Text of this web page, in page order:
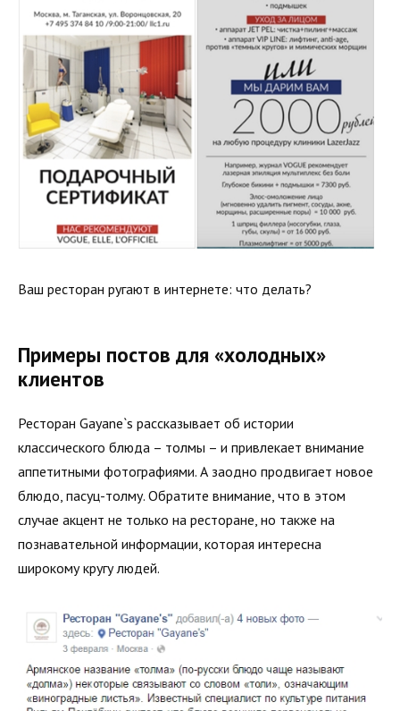
Ваш ресторан ругают в интернете: что делать?
Примеры постов для «холодных»
клиентов
Ресторан Gayane`s рассказывает об истории
классического блюда – толмы – и привлекает внимание
аппетитными фотографиями. А заодно продвигает новое
блюдо, пасуц-толму. Обратите внимание, что в этом
случае акцент не только на ресторане, но также на
познавательной информации, которая интересна
широкому кругу людей.